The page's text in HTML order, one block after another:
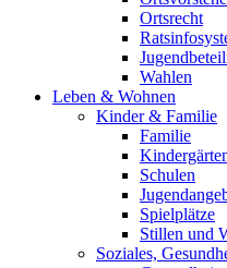
Ortsrecht
Wahlen
Leben & Wohnen
Kinder & Familie
Familie
Schulen
Spielplätze
Stillen und
Soziales,